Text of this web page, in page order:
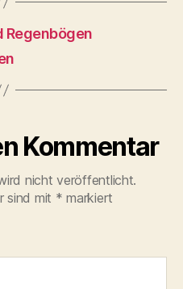
Regenbögen
Kommentar
nicht veröffentlicht.
sind mit * markiert